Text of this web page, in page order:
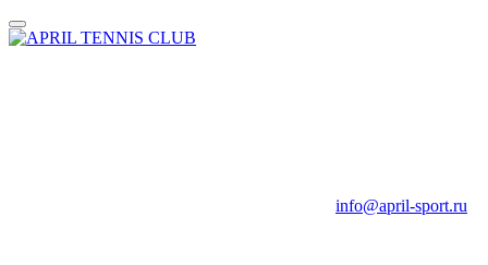
info@april-sport.ru